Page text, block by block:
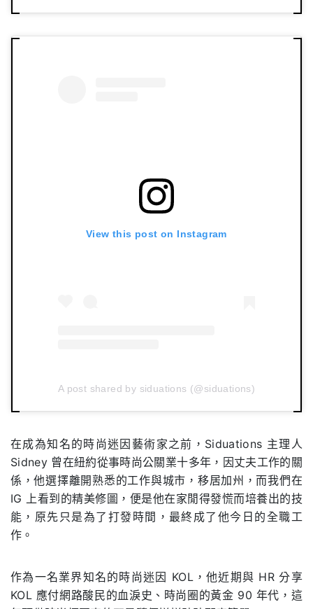
View this post on Instagram
A post shared by siduations (@siduations)
在成為知名的時尚迷因藝術家之前，Siduations 主理人
Sidney 曾在紐約從事時尚公關業十多年，因丈夫工作的關
係，他選擇離開熟悉的工作與城市，移居加州，而我們在
IG 上看到的精美修圖，便是他在家閒得發慌而培養出的技
能，原先只是為了打發時間，最終成了他今日的全職工
作。
作為一名業界知名的時尚迷因 KOL，他近期與 HR 分享
KOL 應付網路酸民的血淚史、時尚圈的黃金 90 年代，這